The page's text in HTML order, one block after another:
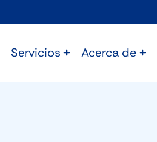
Servicios Acerca de